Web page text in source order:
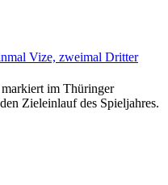
Vize, zweimal Dritter
im Thüringer
Zieleinlauf des Spieljahres.